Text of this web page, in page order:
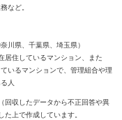
など。
川県、千葉県、埼玉県）
居住しているマンション、また
いるマンションで、管理組合や理
人
回収したデータから不正回答や異
上で作成しています。